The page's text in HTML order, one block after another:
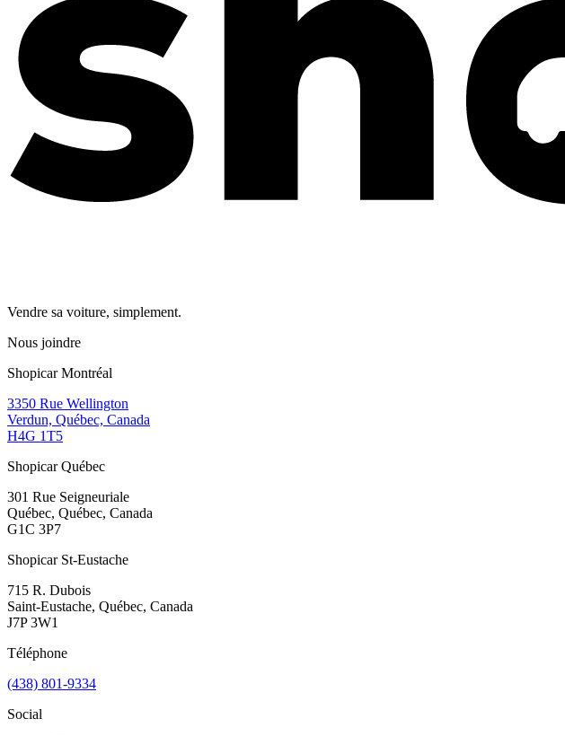
Vendre sa voiture, simplement.
Nous joindre
Shopicar Montréal
3350 Rue Wellington
Verdun, Québec, Canada
H4G 1T5
Shopicar Québec
301 Rue Seigneuriale
Québec, Québec, Canada
G1C 3P7
Shopicar St-Eustache
715 R. Dubois
Saint-Eustache, Québec, Canada
J7P 3W1
Téléphone
(438) 801-9334
Social